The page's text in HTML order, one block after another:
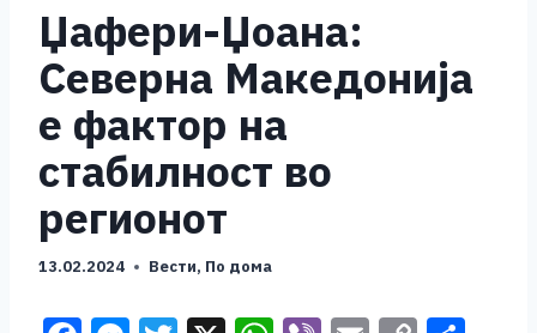
Џафери-Џоана:
Северна Македонија
е фактор на
стабилност во
регионот
13.02.2024 Вести, По дома